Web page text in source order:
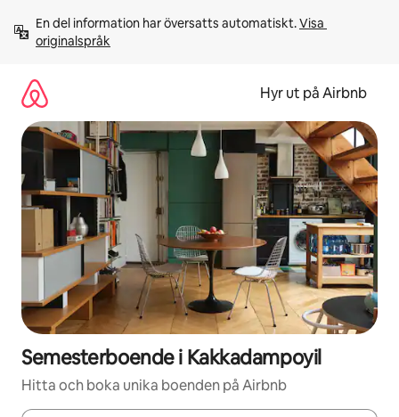
innehåll
En del information har översatts automatiskt. Visa
originalspråk
Hyr ut på Airbnb
Semesterboende i Kakkadampoyil
Hitta och boka unika boenden på Airbnb